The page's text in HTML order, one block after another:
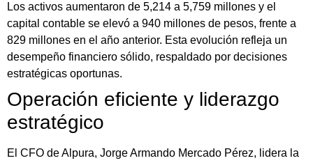
Los activos aumentaron de 5,214 a 5,759 millones y el
capital contable se elevó a 940 millones de pesos, frente a
829 millones en el año anterior. Esta evolución refleja un
desempeño financiero sólido, respaldado por decisiones
estratégicas oportunas.
Operación eficiente y liderazgo
estratégico
El CFO de Alpura, Jorge Armando Mercado Pérez, lidera la